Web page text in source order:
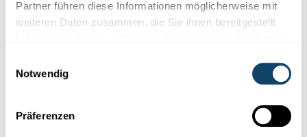
Partner führen diese Informationen möglicherweise mit
weiteren Daten zusammen, die Sie ihnen bereitgestellt
Notwendig
Präferenzen
Repetitionskreisbewundern, das sehr präziseWinkelmessungen
ermöglicht. Eine Erklärung.